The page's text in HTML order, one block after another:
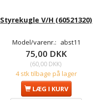
Styrekugle V/H (60521320)
Model/varenr.: abst11
75,00 DKK
(60,00 DKK)
4 stk tilbage på lager
LÆG I KURV